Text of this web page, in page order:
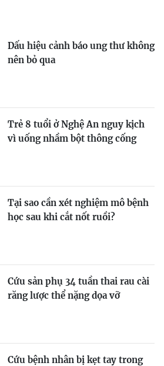
Dấu hiệu cảnh báo ung thư không
nên bỏ qua
Trẻ 8 tuổi ở Nghệ An nguy kịch
vì uống nhầm bột thông cống
Tại sao cần xét nghiệm mô bệnh
học sau khi cắt nốt ruồi?
Cứu sản phụ 34 tuần thai rau cài
răng lược thể nặng dọa vỡ
Cứu bệnh nhân bị kẹt tay trong